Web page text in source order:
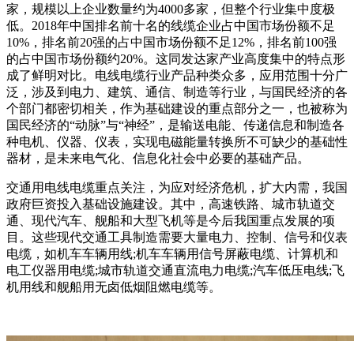
家，规模以上企业数量约为4000多家，但整个行业集中度极
低。2018年中国排名前十名的线缆企业占中国市场份额不足
10%，排名前20强的占中国市场份额不足12%，排名前100强
的占中国市场份额约20%。这同发达家产业高度集中的特点形
成了鲜明对比。电线电缆行业产品种类众多，应用范围十分广
泛，涉及到电力、建筑、通信、制造等行业，与国民经济的各
个部门都密切相关，作为基础建设的重点部分之一，也被称为
国民经济的“动脉”与“神经”，是输送电能、传递信息和制造各
种电机、仪器、仪表，实现电磁能量转换所不可缺少的基础性
器材，是未来电气化、信息化社会中必要的基础产品。
交通用电线电缆重点关注，为应对经济危机，扩大内需，我国
政府巨资投入基础设施建设。其中，高速铁路、城市轨道交
通、现代汽车、舰船和大型飞机等是今后我国重点发展的项
目。这些现代交通工具制造需要大量电力、控制、信号和仪表
电缆，如机车车辆用线;机车车辆用信号屏蔽电缆、计算机和
电工仪器用电缆;城市轨道交通直流电力电缆;汽车低压电线;飞
机用线和舰船用无卤低烟阻燃电缆等。